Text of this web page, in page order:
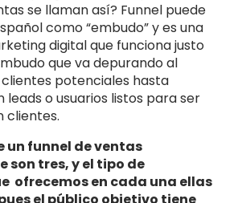
se llaman así? Funnel puede
como “embudo” y es una
digital que funciona justo
que va depurando al
potenciales hasta
leads o usuarios listos para ser
clientes.
un funnel de ventas
son tres, y el tipo de
ofrecemos en cada una ellas